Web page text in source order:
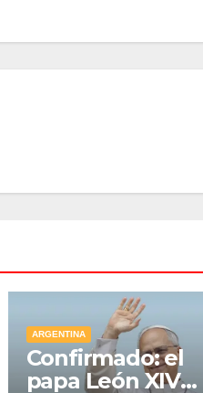
ARGENTINA
Confirmado: el
papa León XIV